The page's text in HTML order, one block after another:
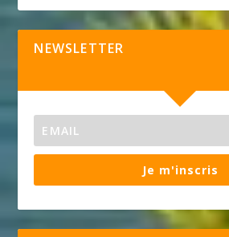
NEWSLETTER
Je m'inscris